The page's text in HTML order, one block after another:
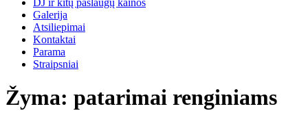
DJ ir kitų paslaugų kainos
Galerija
Atsiliepimai
Kontaktai
Parama
Straipsniai
Žyma: patarimai renginiams